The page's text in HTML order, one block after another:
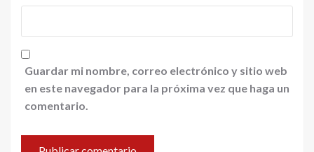
Guardar mi nombre, correo electrónico y sitio web
en este navegador para la próxima vez que haga un
comentario.